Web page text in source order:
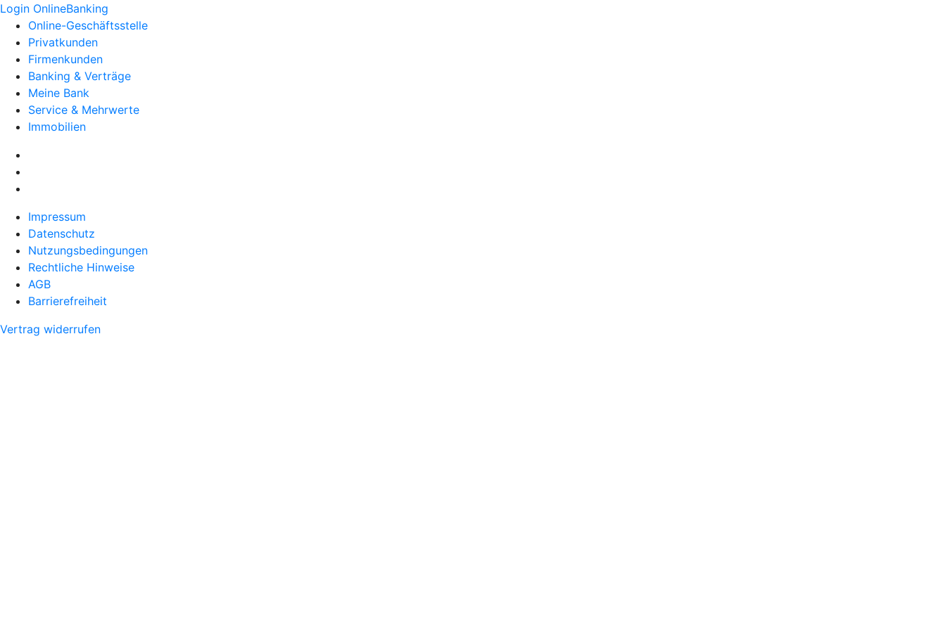
Login OnlineBanking
Online-Geschäftsstelle
Privatkunden
Firmenkunden
Banking & Verträge
Meine Bank
Service & Mehrwerte
Immobilien
Impressum
Datenschutz
Nutzungsbedingungen
Rechtliche Hinweise
AGB
Barrierefreiheit
Vertrag widerrufen